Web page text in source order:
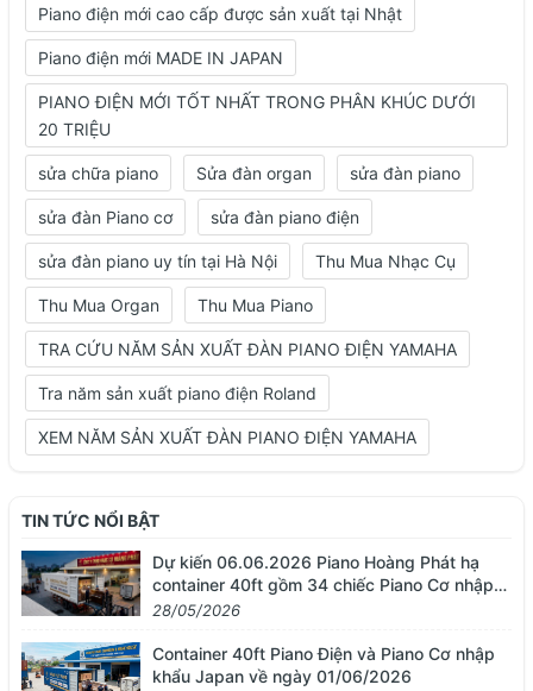
Piano điện mới cao cấp được sản xuất tại Nhật
Piano điện mới MADE IN JAPAN
PIANO ĐIỆN MỚI TỐT NHẤT TRONG PHÂN KHÚC DƯỚI
20 TRIỆU
sửa chữa piano Sửa đàn organ sửa đàn piano
sửa đàn Piano cơ sửa đàn piano điện
sửa đàn piano uy tín tại Hà Nội Thu Mua Nhạc Cụ
Thu Mua Organ Thu Mua Piano
TRA CỨU NĂM SẢN XUẤT ĐÀN PIANO ĐIỆN YAMAHA
Tra năm sản xuất piano điện Roland
XEM NĂM SẢN XUẤT ĐÀN PIANO ĐIỆN YAMAHA
TIN TỨC NỔI BẬT
Dự kiến 06.06.2026 Piano Hoàng Phát hạ
container 40ft gồm 34 chiếc Piano Cơ nhập
khẩu từ Nhật Bản
28/05/2026
Container 40ft Piano Điện và Piano Cơ nhập
khẩu Japan về ngày 01/06/2026